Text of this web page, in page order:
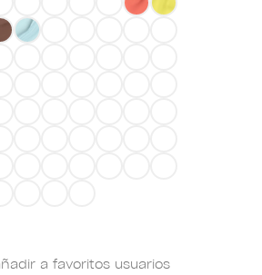
a favoritos usuarios